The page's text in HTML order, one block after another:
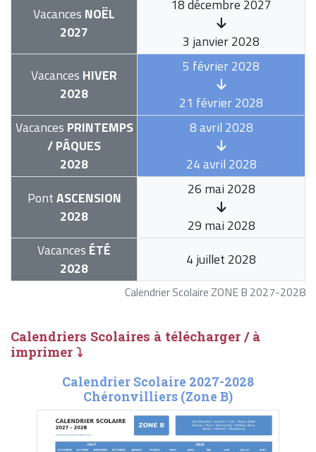
Calendrier Scolaire ZONE B 2027-2028
Vacances NOËL
2027
18 décembre 2027
3 janvier 2028
Vacances HIVER
2028
5 février 2028
21 février 2028
Vacances PRINTEMPS
/ PÂQUES
2028
8 avril 2028
24 avril 2028
PontASCENSION
2028
26 mai 2028
29 mai 2028
Vacances ÉTÉ
2028
4 juillet 2028
Calendriers Scolaires à télécharger / à
imprimer ⤵
Calendrier Scolaire 2027-2028
Chéronvilliers (Zone B)